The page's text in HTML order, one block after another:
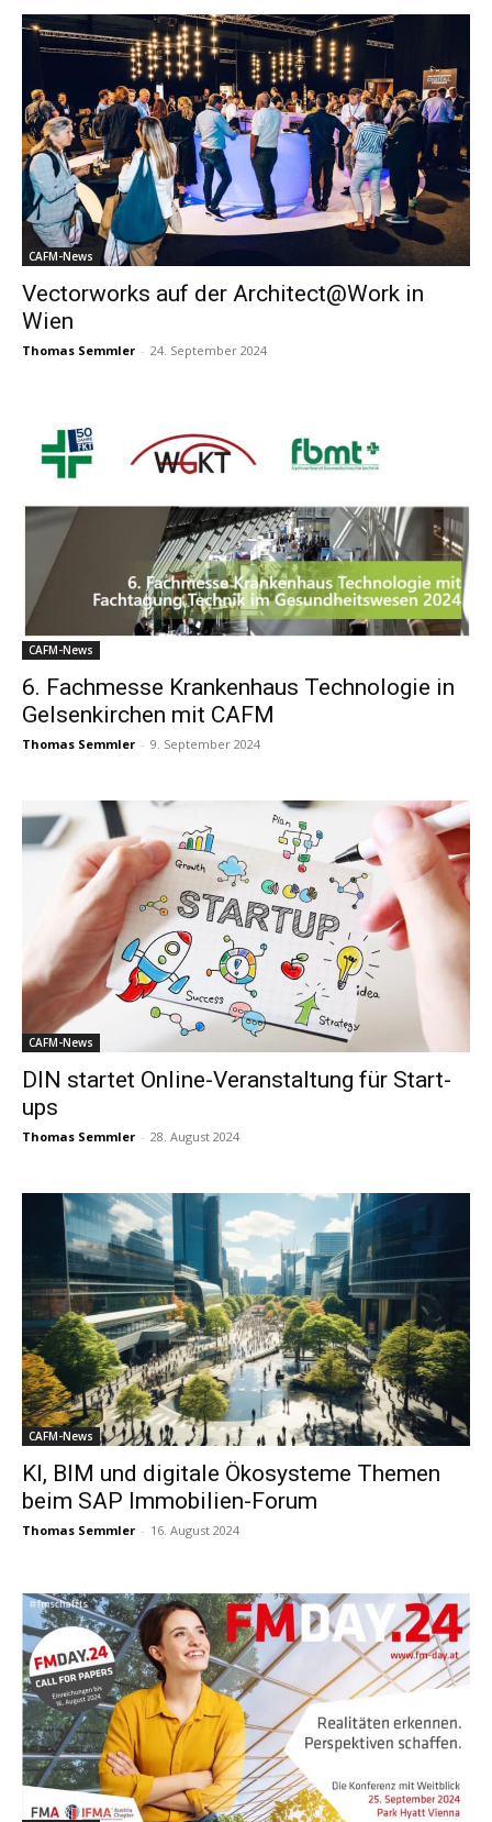
CAFM-News
Vectorworks auf der Architect@Work in
Wien
Thomas Semmler - 24. September 2024
CAFM-News
6. Fachmesse Krankenhaus Technologie in
Gelsenkirchen mit CAFM
Thomas Semmler - 9. September 2024
CAFM-News
DIN startet Online-Veranstaltung für Start-
ups
Thomas Semmler - 28. August 2024
CAFM-News
KI, BIM und digitale Ökosysteme Themen
beim SAP Immobilien-Forum
Thomas Semmler - 16. August 2024